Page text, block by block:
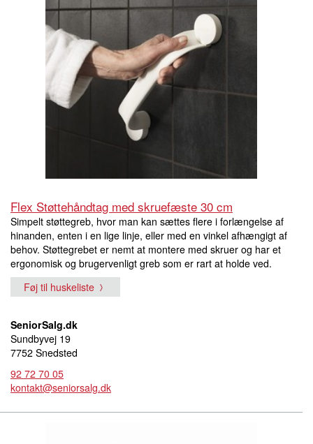
Flex Støttehåndtag med skruefæste 30 cm
Simpelt støttegreb, hvor man kan sættes flere i forlængelse af
hinanden, enten i en lige linje, eller med en vinkel afhængigt af
behov. Støttegrebet er nemt at montere med skruer og har et
ergonomisk og brugervenligt greb som er rart at holde ved.
Føj til huskeliste
SeniorSalg.dk
Sundbyvej 19
7752 Snedsted
92 72 70 05
kontakt@seniorsalg.dk